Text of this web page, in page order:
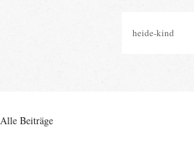
heide-kind
Alle Beiträge